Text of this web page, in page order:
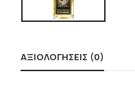
ΑΞΙΟΛΟΓΉΣΕΙΣ (0)